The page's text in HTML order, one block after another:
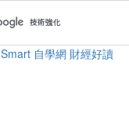
Smart 自學網 財經好讀